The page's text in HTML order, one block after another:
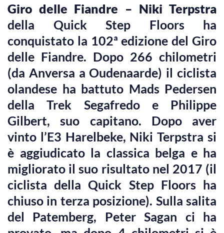
Giro delle Fiandre – Niki Terpstra
della Quick Step Floors ha
conquistato la 102ª edizione del Giro
delle Fiandre. Dopo 266 chilometri
(da Anversa a Oudenaarde) il ciclista
olandese ha battuto Mads Pedersen
della Trek Segafredo e Philippe
Gilbert, suo capitano. Dopo aver
vinto l’E3 Harelbeke, Niki Terpstra si
è aggiudicato la classica belga e ha
migliorato il suo risultato nel 2017 (il
ciclista della Quick Step Floors ha
chiuso in terza posizione). Sulla salita
del Patemberg, Peter Sagan ci ha